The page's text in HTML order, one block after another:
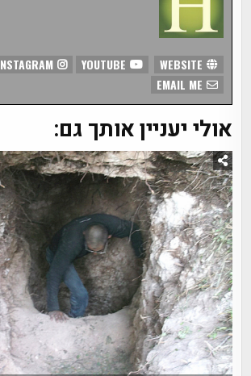
INSTAGRAM
אולי יעניין אותך גם: